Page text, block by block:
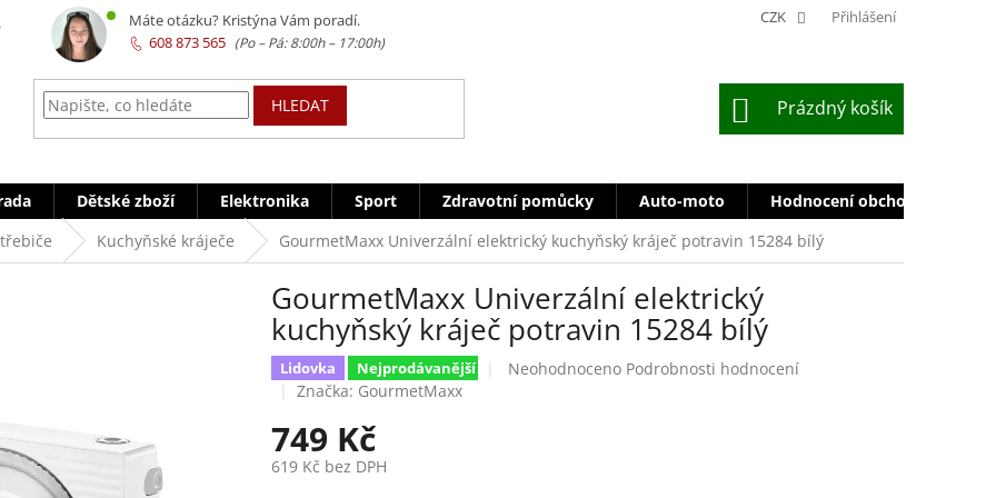
CZK Přihlášení
HLEDAT
NÁKUPNÍ
KOŠÍK
Prázdný košík
Dětské zboží Elektronika Sport Zdravotní pomůcky Auto-moto Hodnocení obchodu
Kuchyňské kráječe GourmetMaxx Univerzální elektrický kuchyňský kráječ potravin 15284 bílý
GourmetMaxx Univerzální elektrický
kuchyňský kráječ potravin 15284 bílý
Lidovka Nejprodávanější
Průměrné
Neohodnoceno Podrobnosti hodnocení
Značka: GourmetMaxx
749 Kč
619 Kč bez DPH
Máte otázku? Kristýna Vám poradí.
608 873 565